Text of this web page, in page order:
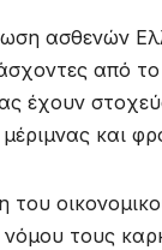
ασθενών
από
έχουν
και
τους